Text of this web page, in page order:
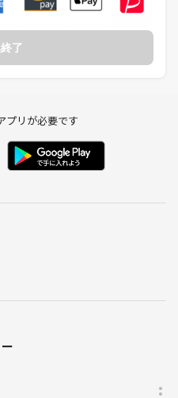
入が必要であるかを情報収集中で
2000円となりますが、わかり次
す。
人限定ではありません。
きで今後旅をしたい人も歓迎で
了
プリが必要です